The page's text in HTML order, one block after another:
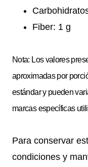
Fiber: 1 g
Nota: Los valores
aproximadas por
estándar y pueden
marcas específicas
Para conservar
condiciones y